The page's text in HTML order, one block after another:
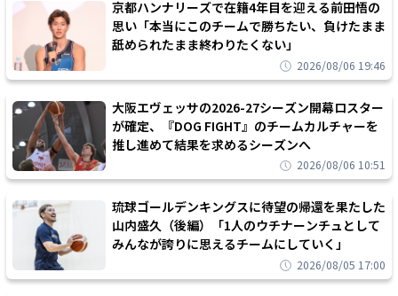
京都ハンナリーズで在籍4年目を迎える前田悟の
思い「本当にこのチームで勝ちたい、負けたまま
舐められたまま終わりたくない」
2026/08/06 19:46
大阪エヴェッサの2026-27シーズン開幕ロスター
が確定、『DOG FIGHT』のチームカルチャーを
推し進めて結果を求めるシーズンへ
2026/08/06 10:51
琉球ゴールデンキングスに待望の帰還を果たした
山内盛久（後編）「1人のウチナーンチュとして
みんなが誇りに思えるチームにしていく」
2026/08/05 17:00